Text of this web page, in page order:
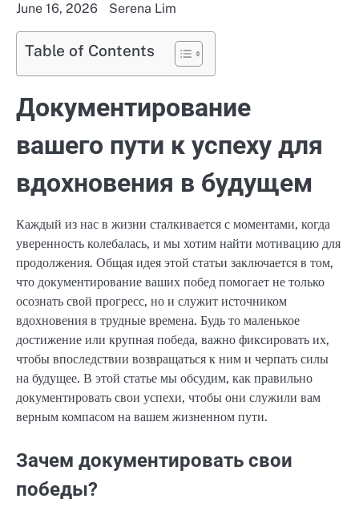
June 16, 2026 Serena Lim
Table of Contents
Документирование
вашего пути к успеху для
вдохновения в будущем
Каждый из нас в жизни сталкивается с моментами, когда
уверенность колебалась, и мы хотим найти мотивацию для
продолжения. Общая идея этой статьи заключается в том,
что документирование ваших побед помогает не только
осознать свой прогресс, но и служит источником
вдохновения в трудные времена. Будь то маленькое
достижение или крупная победа, важно фиксировать их,
чтобы впоследствии возвращаться к ним и черпать силы
на будущее. В этой статье мы обсудим, как правильно
документировать свои успехи, чтобы они служили вам
верным компасом на вашем жизненном пути.
Зачем документировать свои
победы?